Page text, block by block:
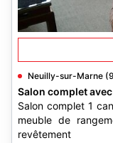
Neuilly-sur-Marne
Salon complet
Salon complet 1
meuble de
revêtement